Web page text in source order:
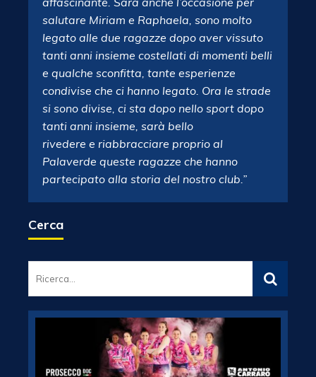
salutare Miriam e Raphaela, sono molto
legato alle due ragazze dopo aver vissuto
tanti anni insieme costellati di momenti belli
e qualche sconfitta, tante esperienze
condivise che ci hanno legato. Ora le strade
si sono divise, ci sta dopo nello sport dopo
tanti anni insieme, sarà bello
rivedere e riabbracciare proprio al
Palaverde queste ragazze che hanno
partecipato alla storia del nostro club.”
Cerca